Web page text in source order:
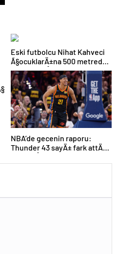
Eski futbolcu Nihat Kahveci
Ã§ocuklarÄ±na 500 metreden
fazla yaklaÅamayacak
NBA’de gecenin raporu:
Thunder 43 sayÄ± fark attÄ±,